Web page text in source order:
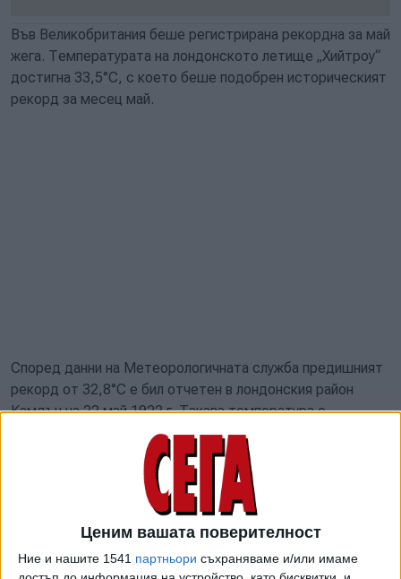
Ценим вашата поверителност
Ние и нашите 1541 партньори съхраняваме и/или имаме
Във Великобритания беше регистрирана рекордна за май
жега. Температурата на лондонското летище „Хийтроу“
достигна 33,5°C, с което беше подобрен историческият
рекорд за месец май.
Според данни на Метеорологичната служба предишният
рекорд от 32,8°C е бил отчетен в лондонския район
Камдън на 22 май 1922 г. Такава температура е
регистрирана също на 29 май 1944 г. в градовете
Хоршъм, Танбридж Уелс в югоизточната част на
страната и в лондонския Риджънтс парк.
„Все още дори не сме достигнали най-горещата част от
деня, затова трябва да се очаква температурите да
продължат да се повишават“, отбеляза синоптикът на